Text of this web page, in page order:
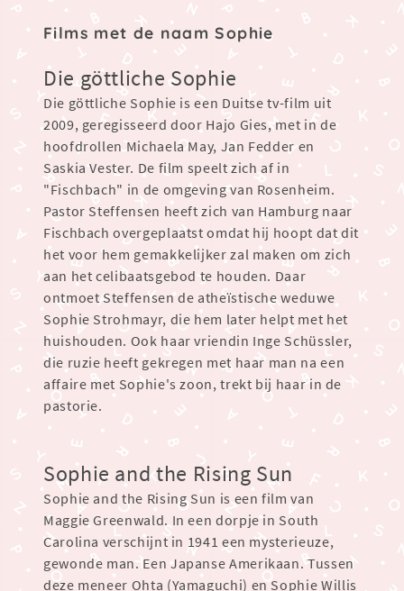
Films met de naam Sophie
Die göttliche Sophie
Die göttliche Sophie is een Duitse tv-film uit
2009, geregisseerd door Hajo Gies, met in de
hoofdrollen Michaela May, Jan Fedder en
Saskia Vester. De film speelt zich af in
"Fischbach" in de omgeving van Rosenheim.
Pastor Steffensen heeft zich van Hamburg naar
Fischbach overgeplaatst omdat hij hoopt dat dit
het voor hem gemakkelijker zal maken om zich
aan het celibaatsgebod te houden. Daar
ontmoet Steffensen de atheïstische weduwe
Sophie Strohmayr, die hem later helpt met het
huishouden. Ook haar vriendin Inge Schüssler,
die ruzie heeft gekregen met haar man na een
affaire met Sophie's zoon, trekt bij haar in de
pastorie.
Sophie and the Rising Sun
Sophie and the Rising Sun is een film van
Maggie Greenwald. In een dorpje in South
Carolina verschijnt in 1941 een mysterieuze,
gewonde man. Een Japanse Amerikaan. Tussen
deze meneer Ohta (Yamaguchi) en Sophie Willis